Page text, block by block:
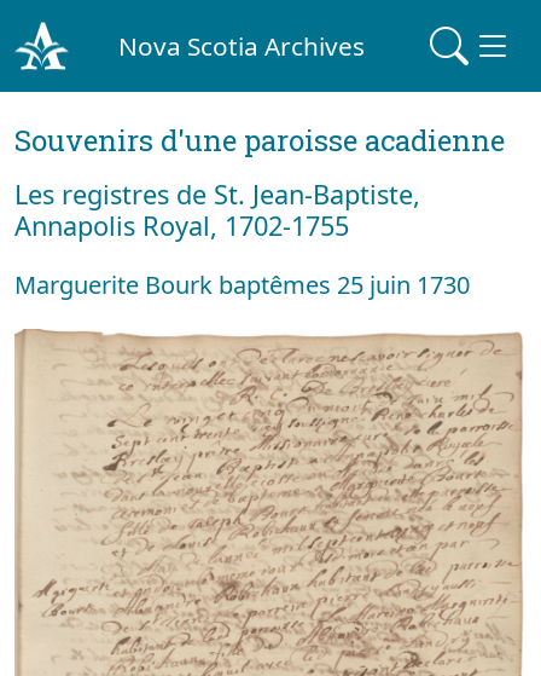
Nova Scotia Archives
Souvenirs d'une paroisse acadienne
Les registres de St. Jean-Baptiste,
Annapolis Royal, 1702-1755
Marguerite Bourk baptêmes 25 juin 1730